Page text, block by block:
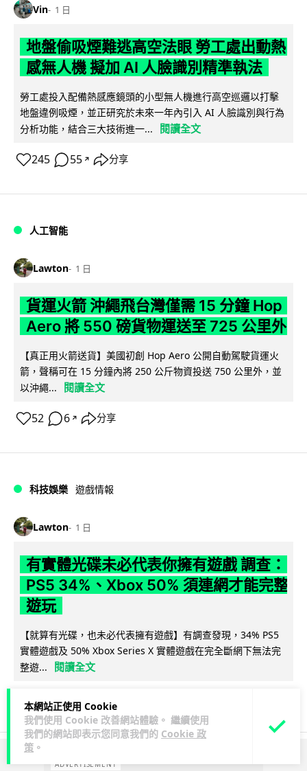
本網站正使用 Cookie
我們使用 Cookie 改善網站體驗。 繼續使用
我們的網站即表示您同意我們的 Cookie 政
策 。
Vin 1 日
地盤偷吸煙難逃高空法眼 勞工處出動熱
感無人機 擬加 AI 人臉識別精準執法
勞工處投入配備熱感應鏡頭的小型無人機進行高空巡邏以打擊
地盤違例吸煙，並正研究於未來一年內引入 AI 人臉識別與行為
分析功能，結合三大技術進一...
閱讀全文
245 55 ↗ 分享
人工智能
Lawton 1 日
貨運火箭 沖繩飛台灣僅需 15 分鐘 Hop
Aero 將 550 磅貨物運送至 725 公里外
【真正用火箭送貨】美國初創 Hop Aero 公開自動駕駛貨運火
箭，聲稱可在 15 分鐘內將 250 公斤物資投送 750 公里外，並
以沖繩...
閱讀全文
52 6 ↗ 分享
科技娛樂 遊戲情報
Lawton 1 日
有實體光碟未必代表你擁有遊戲 調查：
PS5 34%、Xbox 50% 須連網才能完整
遊玩
【就算有光碟，也未必代表擁有遊戲】有調查發現，34% PS5
實體遊戲及 50% Xbox Series X 實體遊戲在完全斷網下無法完
整遊...
閱讀全文
217 114
ADVERTISEMENT